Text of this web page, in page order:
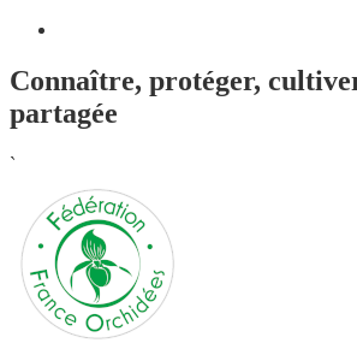
Connaître, protéger,
partagée
`